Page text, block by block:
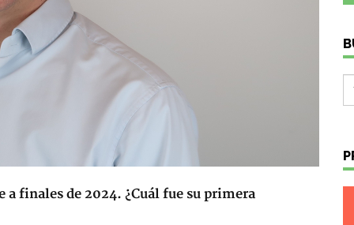
a finales de 2024. ¿Cuál fue su primera